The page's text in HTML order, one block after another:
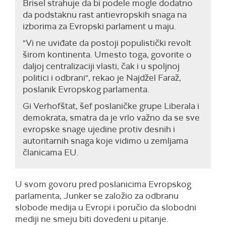
Brisel strahuje da bi podele mogle dodatno
da podstaknu rast antievropskih snaga na
izborima za Evropski parlament u maju.
"Vi ne uviđate da postoji populistički revolt
širom kontinenta. Umesto toga, govorite o
daljoj centralizaciji vlasti, čak i u spoljnoj
politici i odbrani", rekao je Najdžel Faraž,
poslanik Evropskog parlamenta.
Gi Verhofštat, šef poslaničke grupe Liberala i
demokrata, smatra da je vrlo važno da se sve
evropske snage ujedine protiv desnih i
autoritarnih snaga koje vidimo u zemljama
članicama EU.
U svom govoru pred poslanicima Evropskog
parlamenta, Junker se založio za odbranu
slobode medija u Evropi i poručio da slobodni
mediji ne smeju biti dovedeni u pitanje.